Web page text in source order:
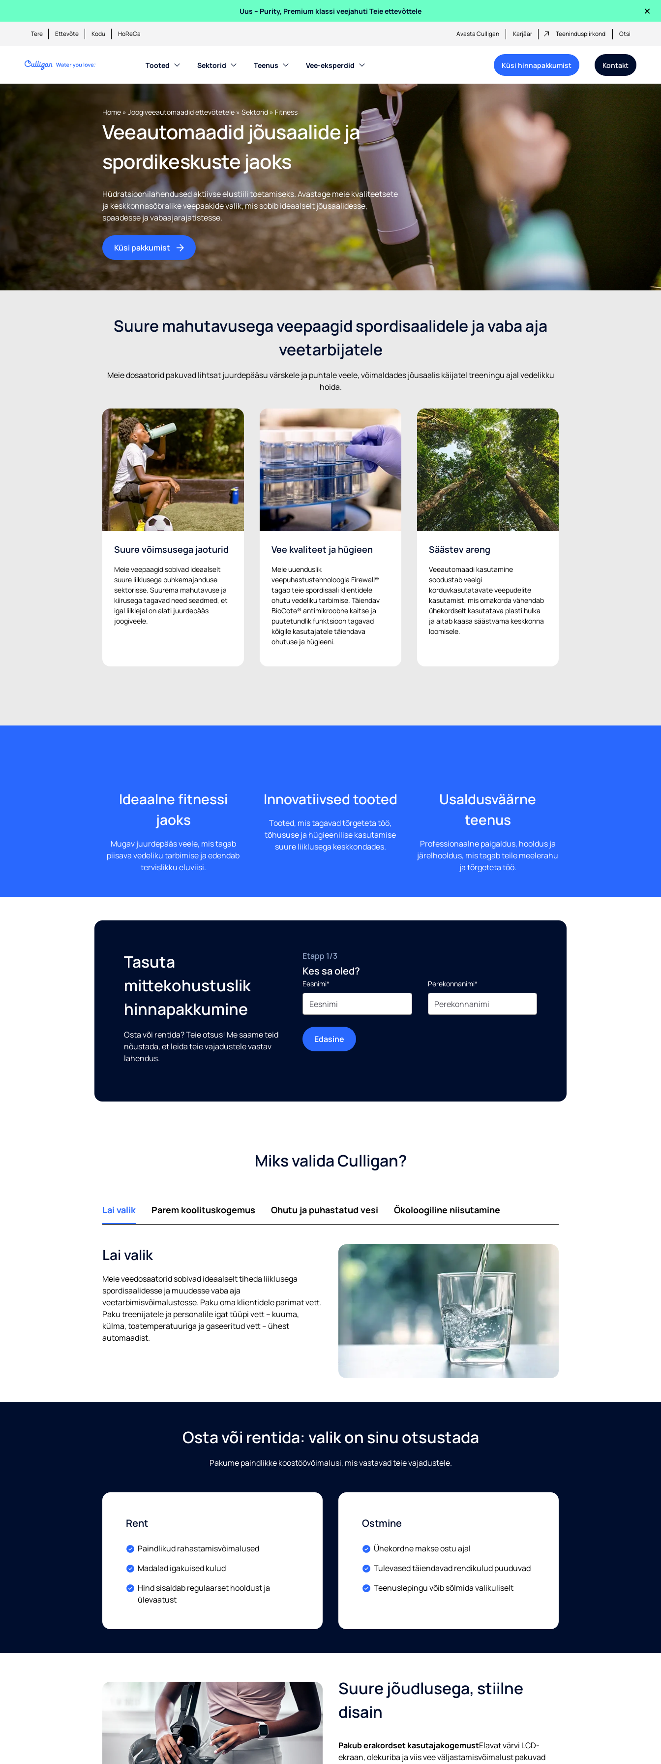
Uus – Purity, Premium klassi veejahuti Teie ettevõttele ×
Tere Ettevõte Kodu HoReCa Avasta Culligan Karjäär Teeninduspiirkond Otsi
Tooted Sektorid Teenus Vee-eksperdid Küsi hinnapakkumist Kontakt
Home » Joogiveeautomaadid ettevõtetele »Sektorid »Fitness
Veeautomaadid jõusaalide ja
spordikeskuste jaoks
Hüdratsioonilahendused aktiivse elustiili toetamiseks. Avastage meie kvaliteetsete
ja keskkonnasõbralike veepaakide valik, mis sobib ideaalselt jõusaalidesse,
spaadesse ja vabaajarajatistesse.
Küsi pakkumist
Suure mahutavusega veepaagid spordisaalidele ja vaba aja
veetarbijatele
Meie dosaatorid pakuvad lihtsat juurdepääsu värskele ja puhtale veele, võimaldades jõusaalis käijatel treeningu ajal vedelikku
hoida.
Suure võimsusega jaoturid
Meie veepaagid sobivad ideaalselt
suure liiklusega puhkemajanduse
sektorisse. Suurema mahutavuse ja
kiirusega tagavad need seadmed, et
igal liiklejal on alati juurdepääs
joogiveele.
Vee kvaliteet ja hügieen
Meie uuenduslik
veepuhastustehnoloogia Firewall®
tagab teie spordisaali klientidele
ohutu vedeliku tarbimise. Täiendav
BioCote® antimikroobne kaitse ja
puutetundlik funktsioon tagavad
kõigile kasutajatele täiendava
ohutuse ja hügieeni.
Säästev areng
Veeautomaadi kasutamine
soodustab veelgi
korduvkasutatavate veepudelite
kasutamist, mis omakorda vähendab
ühekordselt kasutatava plasti hulka
ja aitab kaasa säästvama keskkonna
loomisele.
Ideaalne fitnessi
jaoks
Mugav juurdepääs veele, mis tagab
piisava vedeliku tarbimise ja edendab
tervislikku eluviisi.
Innovatiivsed tooted
Tooted, mis tagavad tõrgeteta töö,
tõhususe ja hügieenilise kasutamise
suure liiklusega keskkondades.
Usaldusväärne
teenus
Professionaalne paigaldus, hooldus ja
järelhooldus, mis tagab teile meelerahu
ja tõrgeteta töö.
Tasuta
mittekohustuslik
hinnapakkumine
Osta või rentida? Teie otsus! Me saame teid
nõustada, et leida teie vajadustele vastav
lahendus.
Etapp 1/3
Kes sa oled?
Eesnimi* Perekonnanimi*
Edasine
Telefon
Vajutades "edasta" nõustute, et Eden võib teie andmeid salvestada ja töödelda
esitatud tingimustele.
Soovin saada teavet ja reklaami (sealhulgas e-kirju) Edeni toodete
Miks valida Culligan?
Lai valik Parem koolituskogemus Ohutu ja puhastatud vesi Ökoloogiline niisutamine
Lai valik
Meie veedosaatorid sobivad ideaalselt tiheda liiklusega
spordisaalidesse ja muudesse vaba aja
veetarbimisvõimalustesse. Paku oma klientidele parimat vett.
Paku treenijatele ja personalile igat tüüpi vett – kuuma,
külma, toatemperatuuriga ja gaseeritud vett – ühest
automaadist.
Osta või rentida: valik on sinu otsustada
Pakume paindlikke koostöövõimalusi, mis vastavad teie vajadustele.
Rent
Included:
Paindlikud rahastamisvõimalused
Included:
Madalad igakuised kulud
Included:
Hind sisaldab regulaarset hooldust ja
ülevaatust
Ostmine
Included:
Ühekordne makse ostu ajal
Included:
Tulevased täiendavad rendikulud puuduvad
Included:
Teenuslepingu võib sõlmida valikuliselt
Suure jõudlusega, stiilne
disain
Pakub erakordset kasutajakogemustElavat värvi LCD-
ekraan, olekuriba ja viis vee väljastamisvõimalust pakuvad